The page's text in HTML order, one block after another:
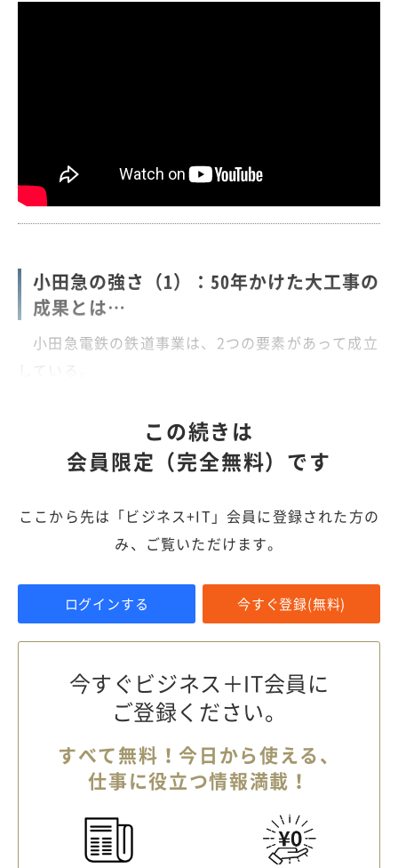
小田急の強さ（1）：50年かけた大工事の
成果とは…
小田急電鉄の鉄道事業は、2つの要素があって成立
している。
この続きは
会員限定（完全無料）です
ここから先は「ビジネス+IT」会員に登録された方の
み、ご覧いただけます。
ログインする 今すぐ登録(無料)
今すぐビジネス＋IT会員に
ご登録ください。
すべて無料！今日から使える、
仕事に役立つ情報満載！